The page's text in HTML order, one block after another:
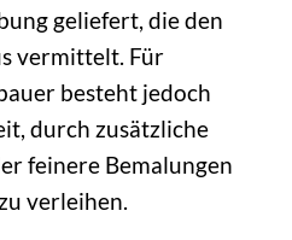
geliefert, die den
vermittelt. Für
besteht jedoch
durch zusätzliche
feinere Bemalungen
verleihen.